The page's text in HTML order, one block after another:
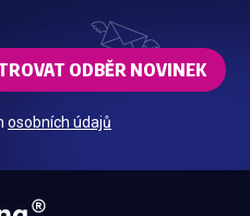
ODBĚR NOVINEK
osobních údajů